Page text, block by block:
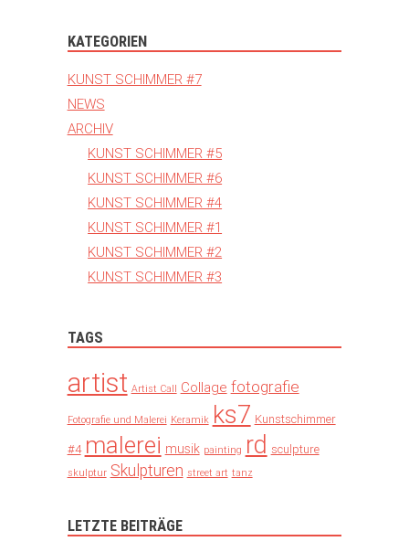
KATEGORIEN
KUNST SCHIMMER #7
NEWS
ARCHIV
KUNST SCHIMMER #5
KUNST SCHIMMER #6
KUNST SCHIMMER #4
KUNST SCHIMMER #1
KUNST SCHIMMER #2
KUNST SCHIMMER #3
TAGS
artist Artist Call Collage fotografie
Fotografie und Malerei Keramik ks7 Kunstschimmer
#4 malerei musik painting rd sculpture
skulptur Skulpturen street art tanz
LETZTE BEITRÄGE